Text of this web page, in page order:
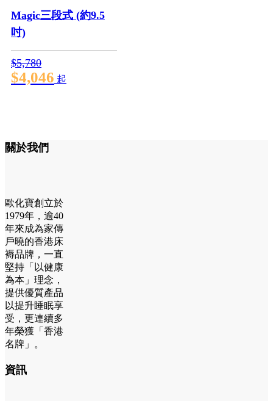
Magic三段式 (約9.5
吋)
$5,780
$4,046 起
關於我們
歐化寶創立於
1979年，逾40
年來成為家傳
戶曉的香港床
褥品牌，一直
堅持「以健康
為本」理念，
提供優質產品
以提升睡眠享
受，更連續多
年榮獲「香港
名牌」。
資訊